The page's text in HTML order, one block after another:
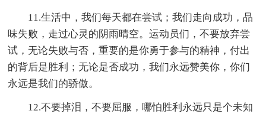
11.生活中，我们每天都在尝试；我们走向成功，品
味失败，走过心灵的阴雨晴空。运动员们，不要放弃尝
试，无论失败与否，重要的是你勇于参与的精神，付出
的背后是胜利；无论是否成功，我们永远赞美你，你们
永远是我们的骄傲。
12.不要掉泪，不要屈服，哪怕胜利永远只是个未知